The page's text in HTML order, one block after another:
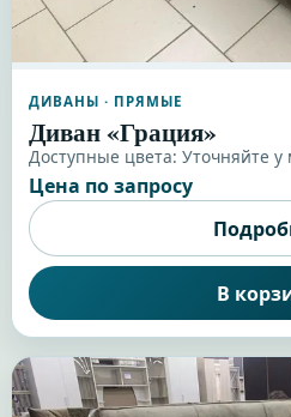
ДИВАНЫ · ПРЯМЫЕ
Диван «Грация»
Доступные цвета: Уточняйте у
Цена по запросу
В